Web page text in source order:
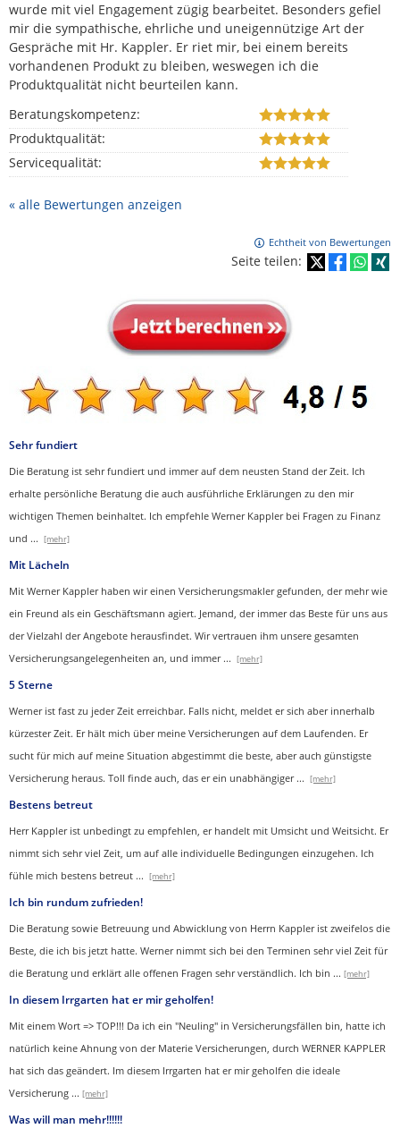
wurde mit viel Engagement zügig bearbeitet. Besonders gefiel
mir die sympathische, ehrliche und uneigennützige Art der
Gespräche mit Hr. Kappler. Er riet mir, bei einem bereits
vorhandenen Produkt zu bleiben, weswegen ich die
Produktqualität nicht beurteilen kann.
Beratungskompetenz:
Produktqualität:
Servicequalität:
« alle Bewertungen anzeigen
Echtheit von Bewertungen
Seite teilen:
Sehr fundiert
Die Beratung ist sehr fundiert und immer auf dem neusten Stand der Zeit. Ich
erhalte persönliche Beratung die auch ausführliche Erklärungen zu den mir
wichtigen Themen beinhaltet. Ich empfehle Werner Kappler bei Fragen zu Finanz
und ... [mehr]
Mit Lächeln
Mit Werner Kappler haben wir einen Ver­sicherungs­makler gefunden, der mehr wie
ein Freund als ein Geschäftsmann agiert. Jemand, der immer das Beste für uns aus
der Vielzahl der Angebote herausfindet. Wir vertrauen ihm unsere gesamten
Versicherungsangelegenheiten an, und immer... [mehr]
5 Sterne
Werner ist fast zu jeder Zeit erreichbar. Falls nicht, meldet er sich aber innerhalb
kürzester Zeit. Er hält mich über meine Versicherungen auf dem Laufenden. Er
sucht für mich auf meine Situation abgestimmt die beste, aber auch günstigste
Versicherung heraus. Toll finde auch, das er ein unabhängiger ... [mehr]
Bestens betreut
Herr Kappler ist unbedingt zu empfehlen, er handelt mit Umsicht und Weitsicht. Er
nimmt sich sehr viel Zeit, um auf alle individuelle Bedingungen einzugehen. Ich
fühle mich bestens betreut ... [mehr]
Ich bin rundum zufrieden!
Die Beratung sowie Betreuung und Abwicklung von Herrn Kappler ist zweifelos die
Beste, die ich bis jetzt hatte. Werner nimmt sich bei den Terminen sehr viel Zeit für
die Beratung und erklärt alle offenen Fragen sehr verständlich. Ich bin ... [mehr]
In diesem Irrgarten hat er mir geholfen!
Mit einem Wort => TOP!!! Da ich ein "Neuling" in Versicherungsfällen bin, hatte ich
natürlich keine Ahnung von der Materie Versicherungen, durch WERNER KAPPLER
hat sich das geändert. Im diesem Irrgarten hat er mir geholfen die ideale
Versicherung ... [mehr]
Was will man mehr!!!!!!